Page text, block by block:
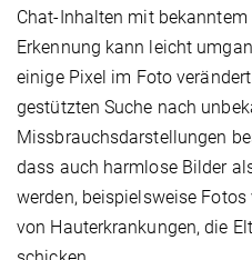
Chat-Inhalten mit
Erkennung kann leicht
einige Pixel im Foto
gestützten Suche nach
Missbrauchsdarstellungen
dass auch harmlose Bilder
werden, beispielsweise
von Hauterkrankungen, die